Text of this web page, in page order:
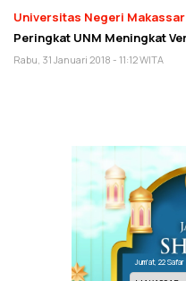
Universitas Negeri Makassar
Peringkat UNM Meningkat
Rabu, 31 Januari 2018 - 11:12 WITA
Jum'at, 22